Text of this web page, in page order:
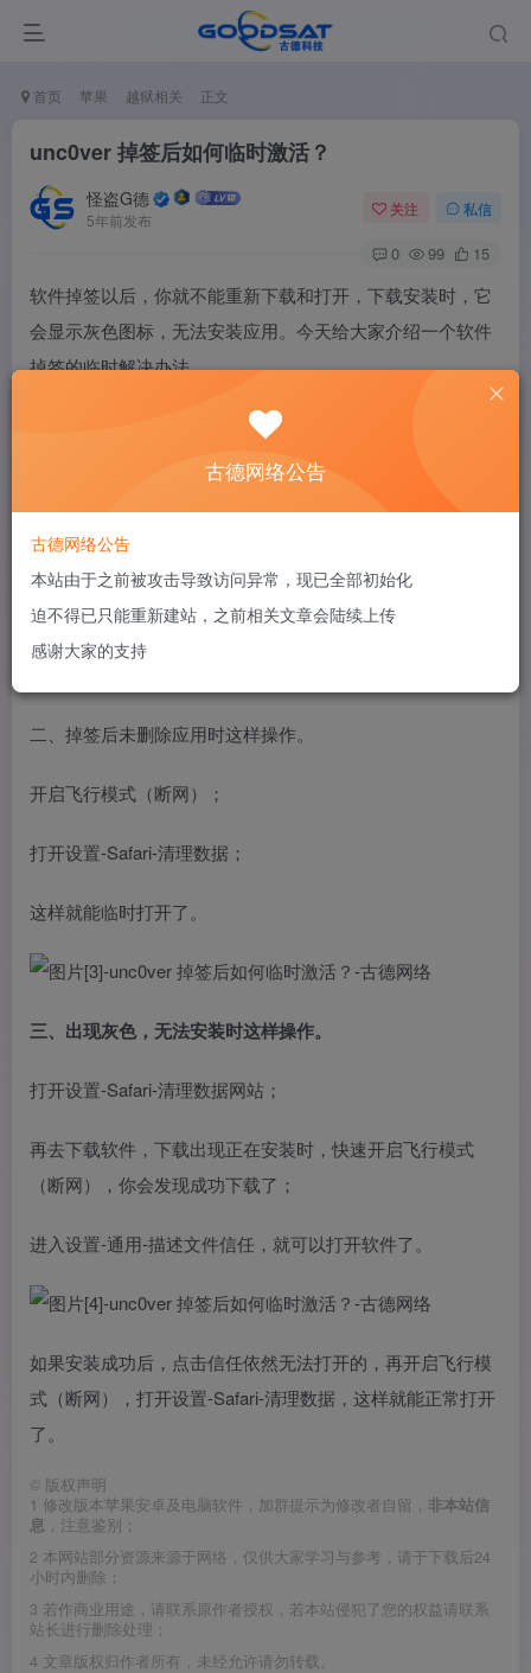
首页 苹果 越狱相关 正文
unc0ver 掉签后如何临时激活？
怪盗G德
5年前发布
关注 私信
0 99 15
软件掉签以后，你就不能重新下载和打开，下载安装时，它
会显示灰色图标，无法安装应用。今天给大家介绍一个软件
掉签的临时解决办法。
因为iOS系统安装IPA（软件包）都需要证书才能安装成功，
然而我们的越狱工具都是使用企业证书，这些证书一旦被苹
果发现，会迅速封了，你就不能正常安装打开了。
二、掉签后未删除应用时这样操作。
开启飞行模式（断网）；
打开设置-Safari-清理数据；
这样就能临时打开了。
三、出现灰色，无法安装时这样操作。
打开设置-Safari-清理数据网站；
再去下载软件，下载出现正在安装时，快速开启飞行模式
（断网），你会发现成功下载了；
进入设置-通用-描述文件信任，就可以打开软件了。
如果安装成功后，点击信任依然无法打开的，再开启飞行模
式（断网），打开设置-Safari-清理数据，这样就能正常打开
了。
© 版权声明
1 修改版本苹果安卓及电脑软件，加群提示为修改者自留， 非本站信
息 ，注意鉴别；
2 本网站部分资源来源于网络，仅供大家学习与参考，请于下载后24
小时内删除；
3 若作商业用途，请联系原作者授权，若本站侵犯了您的权益请联系
站长进行删除处理；
4 文章版权归作者所有，未经允许请勿转载。
古德网络公告
古德网络公告
本站由于之前被攻击导致访问异常，现已全部初始化
迫不得已只能重新建站，之前相关文章会陆续上传
感谢大家的支持